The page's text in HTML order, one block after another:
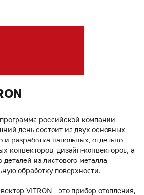
российской компании
день состоит из двух основных
и разработка напольных, отдельно
конвекторов, дизайн-конвекторов, а
деталей из листового металла,
обработку поверхности.
VITRON - это прибор отопления,